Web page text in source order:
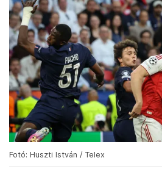
Fotó: Huszti István / Telex